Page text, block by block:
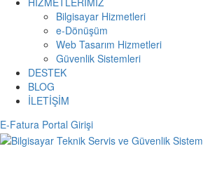
Bilgisayar Hizmetleri
e-Dönüşüm
Web Tasarım Hizmetleri
Güvenlik Sistemleri
DESTEK
BLOG
İLETİŞİM
E-Fatura Portal Girişi